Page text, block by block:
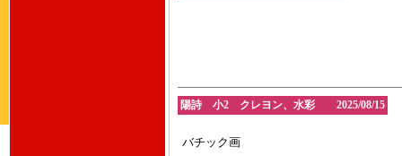
陽詩 小2 クレヨン、水彩 2025/08/15
バチック画